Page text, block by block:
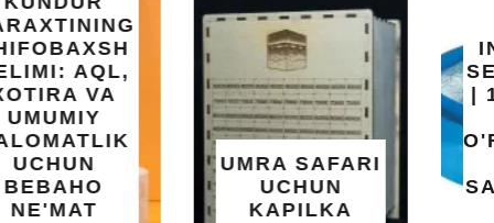
UMRA SAFARI
UCHUN
KAPILKA
INTEX EASY
SET BASSEYN
| 183X51 SM |
OSON
O'RNATILUVCHI
YOZGI
SALQINLIK VA
MAROQ